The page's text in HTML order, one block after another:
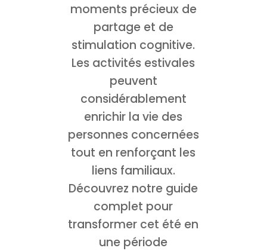
moments précieux de
partage et de
stimulation cognitive.
Les activités estivales
peuvent
considérablement
enrichir la vie des
personnes concernées
tout en renforçant les
liens familiaux.
Découvrez notre guide
complet pour
transformer cet été en
une période